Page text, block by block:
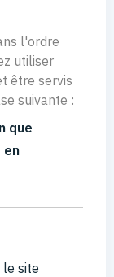
l'ordre
utiliser
être servis
suivante :
que
en
site